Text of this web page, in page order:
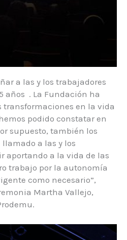
a las y los trabajadores
años . La Fundación ha
transformaciones en la vida
podido constatar en
supuesto, también los
a las y los
aportando a la vida de las
trabajo por la autonomía
como necesario”,
Martha Vallejo,